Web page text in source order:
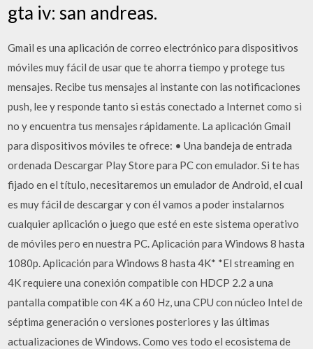
gta iv: san andreas.
Gmail es una aplicación de correo electrónico para dispositivos
móviles muy fácil de usar que te ahorra tiempo y protege tus
mensajes. Recibe tus mensajes al instante con las notificaciones
push, lee y responde tanto si estás conectado a Internet como si
no y encuentra tus mensajes rápidamente. La aplicación Gmail
para dispositivos móviles te ofrece: • Una bandeja de entrada
ordenada Descargar Play Store para PC con emulador. Si te has
fijado en el título, necesitaremos un emulador de Android, el cual
es muy fácil de descargar y con él vamos a poder instalarnos
cualquier aplicación o juego que esté en este sistema operativo
de móviles pero en nuestra PC. Aplicación para Windows 8 hasta
1080p. Aplicación para Windows 8 hasta 4K* *El streaming en
4K requiere una conexión compatible con HDCP 2.2 a una
pantalla compatible con 4K a 60 Hz, una CPU con núcleo Intel de
séptima generación o versiones posteriores y las últimas
actualizaciones de Windows. Como ves todo el ecosistema de